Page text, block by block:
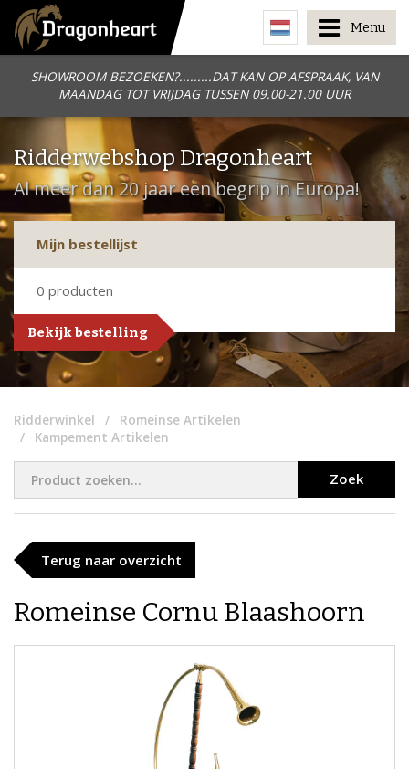
SHOWROOM BEZOEKEN?.........DAT KAN OP AFSPRAAK, VAN
MAANDAG TOT VRIJDAG TUSSEN 09.00-21.00 UUR
Menu
Ridderwebshop Dragonheart
Al meer dan 20 jaar een begrip in Europa!
Mijn bestellijst
0 producten
Bekijk bestelling
Ridderwinkel
Romeinse Artikelen
Kampement Artikelen
Zoek
Terug naar overzicht
Romeinse Cornu Blaashoorn